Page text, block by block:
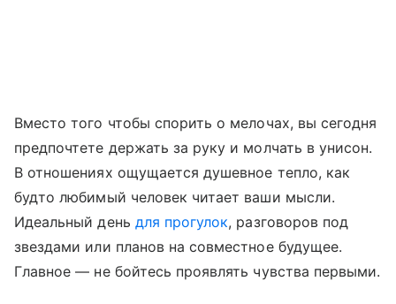
Вместо того чтобы спорить о мелочах, вы сегодня
предпочтете держать за руку и молчать в унисон.
В отношениях ощущается душевное тепло, как
будто любимый человек читает ваши мысли.
Идеальный день для прогулок, разговоров под
звездами или планов на совместное будущее.
Главное — не бойтесь проявлять чувства первыми.